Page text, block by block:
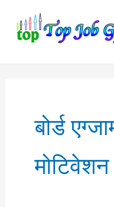
content
बोर्ड
मोटिवेशन